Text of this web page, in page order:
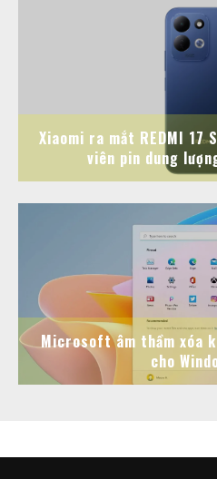
Xiaomi ra mắt REDMI 17
viên pin dung
Microsoft âm thầm xóa
cho